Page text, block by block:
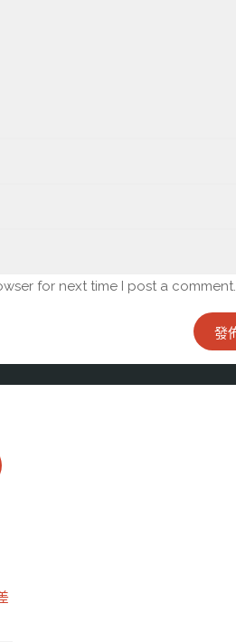
for next time I post a comment.